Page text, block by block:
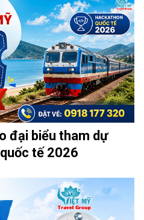
đại biểu tham dự
tế 2026